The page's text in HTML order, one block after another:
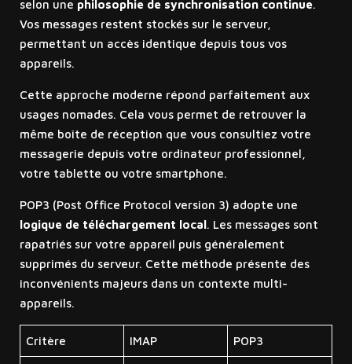
selon une philosophie de synchronisation continue.
Vos messages restent stockés sur le serveur,
permettant un accès identique depuis tous vos
appareils.
Cette approche moderne répond parfaitement aux
usages nomades. Cela vous permet de retrouver la
même boîte de réception que vous consultiez votre
messagerie depuis votre ordinateur professionnel,
votre tablette ou votre smartphone.
POP3 (Post Office Protocol version 3) adopte une
logique de téléchargement local. Les messages sont
rapatriés sur votre appareil puis généralement
supprimés du serveur. Cette méthode présente des
inconvénients majeurs dans un contexte multi-
appareils.
Critère IMAP POP3